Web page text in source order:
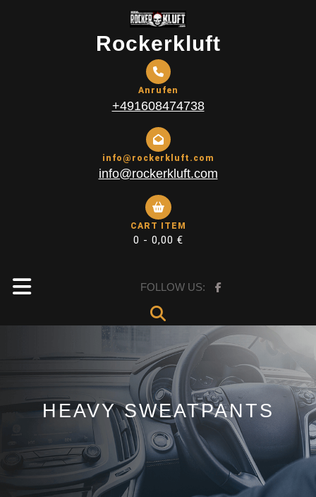
Rockerkluft
Anrufen
+491608474738
info@rockerkluft.com
info@rockerkluft.com
CART ITEM
0 - 0,00 €
Open
FOLLOW US:
HEAVY SWEATPANTS